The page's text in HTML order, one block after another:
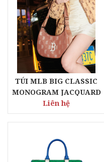
TÚI MLB BIG CLASSIC
MONOGRAM JACQUARD
L-HOBO BAG BOSTON
RED SOX
Liên hệ